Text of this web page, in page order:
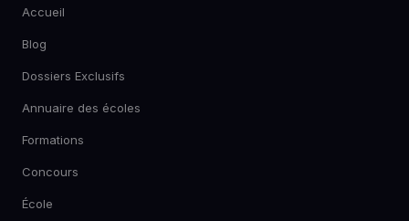
Accueil
Blog
Dossiers Exclusifs
Annuaire des écoles
Formations
Concours
École